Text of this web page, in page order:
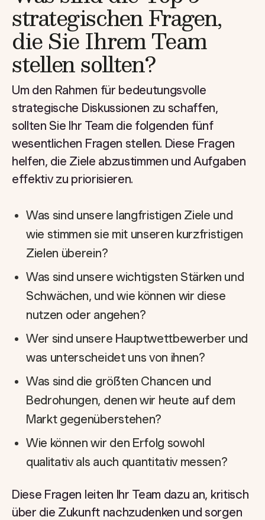
strategischen Fragen,
die Sie Ihrem Team
stellen sollten?
Um den Rahmen für bedeutungsvolle
strategische Diskussionen zu schaffen,
sollten Sie Ihr Team die folgenden fünf
wesentlichen Fragen stellen. Diese Fragen
helfen, die Ziele abzustimmen und Aufgaben
effektiv zu priorisieren.
Was sind unsere langfristigen Ziele und
wie stimmen sie mit unseren kurzfristigen
Zielen überein?
Was sind unsere wichtigsten Stärken und
Schwächen, und wie können wir diese
nutzen oder angehen?
Wer sind unsere Hauptwettbewerber und
was unterscheidet uns von ihnen?
Was sind die größten Chancen und
Bedrohungen, denen wir heute auf dem
Markt gegenüberstehen?
Wie können wir den Erfolg sowohl
qualitativ als auch quantitativ messen?
Diese Fragen leiten Ihr Team dazu an, kritisch
über die Zukunft nachzudenken und sorgen